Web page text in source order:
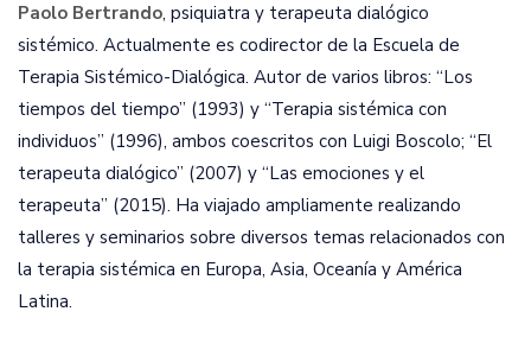
Paolo Bertrando, psiquiatra y terapeuta dialógico
sistémico. Actualmente es codirector de la Escuela de
Terapia Sistémico-Dialógica. Autor de varios libros: “Los
tiempos del tiempo” (1993) y “Terapia sistémica con
individuos” (1996), ambos coescritos con Luigi Boscolo; “El
terapeuta dialógico” (2007) y “Las emociones y el
terapeuta” (2015). Ha viajado ampliamente realizando
talleres y seminarios sobre diversos temas relacionados con
la terapia sistémica en Europa, Asia, Oceanía y América
Latina.